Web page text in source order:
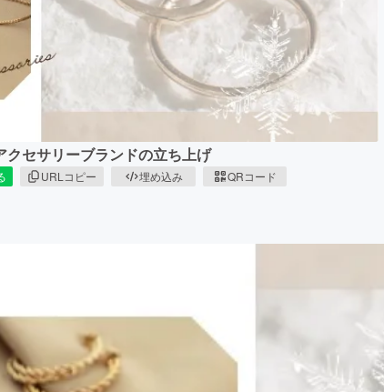
CAMPFIRE for Social GoodCAMPFIRE
CAMPFIREふるさと納税
machi-ya
セサリーブランドの立ち上げ
URLコピー 埋め込み QRコード